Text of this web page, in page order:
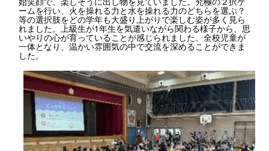
ームを行い、火を操れる力と水を操れる力のどちらを選ぶ？
等の選択肢をどの学年も大盛り上がりで楽しむ姿が多く見ら
れました。上級生が1年生を気遣いながら関わる様子から、思
いやりの心が育っていることが感じられました。全校児童が
一体となり、温かい雰囲気の中で交流を深めることができま
した。